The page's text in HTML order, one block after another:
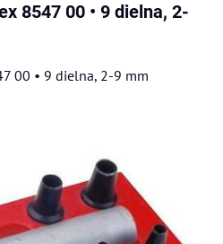
8547 00 • 9 dielna, 2-
00 • 9 dielna, 2-9 mm